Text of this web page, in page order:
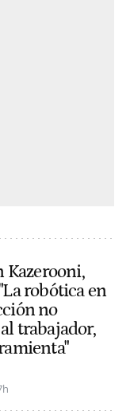
Kazerooni,
robótica en
no
trabajador,